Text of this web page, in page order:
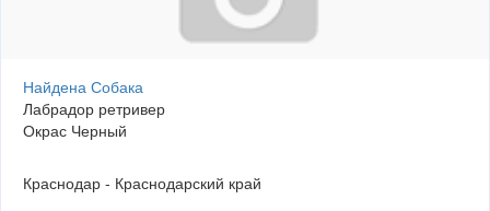
Найдена Собака
Лабрадор ретривер
Окрас Черный
Краснодар - Краснодарский край